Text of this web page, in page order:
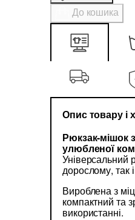
До кошика
Опис товару і
Рюкзак-мішок
улюбленої
Універсальний
дорослому, так
Вироблена з
компактний та
використанні.